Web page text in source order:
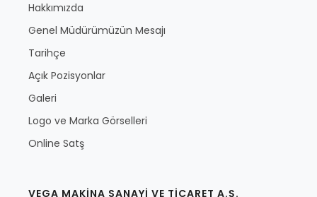
Hakkımızda
Genel Müdürümüzün Mesajı
Tarihçe
Açık Pozisyonlar
Galeri
Logo ve Marka Görselleri
Online Satş
VEGA MAKİNA SANAYİ VE TİCARET A.Ş.